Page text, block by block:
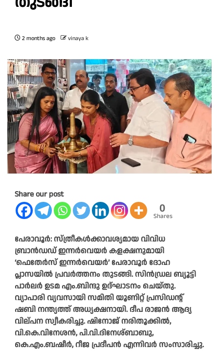
2 months ago vinaya k
Share our post
0
Shares
പേരാവൂർ: സ്ത്രീകൾക്കാവശ്യമായ വിവിധ
ബ്രാൻഡഡ് ഇന്നർവെയർ കളക്ഷനുമായി
‘ഫെതേർസ് ഇന്നർവെയർ’ പേരാവൂർ ദോഹ
പ്ലാസയിൽ പ്രവർത്തനം തുടങ്ങി. സിൻഡ്രല ബ്യൂട്ടി
പാർലർ ഉടമ എം.ബിന്ദു ഉദ്ഘാടനം ചെയ്തു.
വ്യാപാരി വ്യവസായി സമിതി യൂണിറ്റ് പ്രസിഡന്റ്
ഷബി നന്ത്യത്ത് അധ്യക്ഷനായി. ദീപ രാജൻ ആദ്യ
വില്പന സ്വീകരിച്ചു. ഷിനോജ് നരിതൂക്കിൽ,
വി.കെ.വിനേശൻ, പി.വി.ദിനേശ്ബാബു,
കെ.എം.ബഷീർ, റീജ പ്രദീപൻ എന്നിവർ സംസാരിച്ചു.